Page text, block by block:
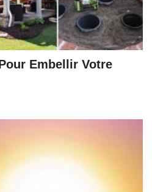
Embellir Votre